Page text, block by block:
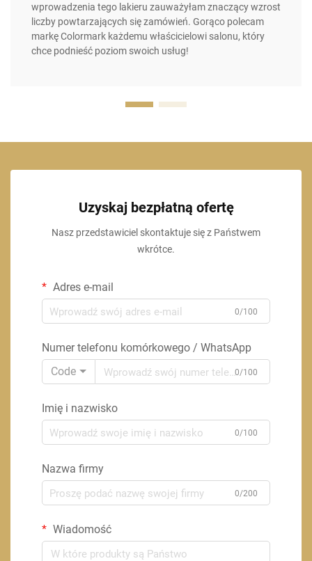
wprowadzenia tego lakieru zauważyłam znaczący wzrost
liczby powtarzających się zamówień. Gorąco polecam
markę Colormark każdemu właścicielowi salonu, który
chce podnieść poziom swoich usług!
Uzyskaj bezpłatną ofertę
Nasz przedstawiciel skontaktuje się z Państwem
wkrótce.
Adres e-mail
0/100
Numer telefonu komórkowego / WhatsApp
Code
0/100
Imię i nazwisko
0/100
Nazwa firmy
0/200
Wiadomość